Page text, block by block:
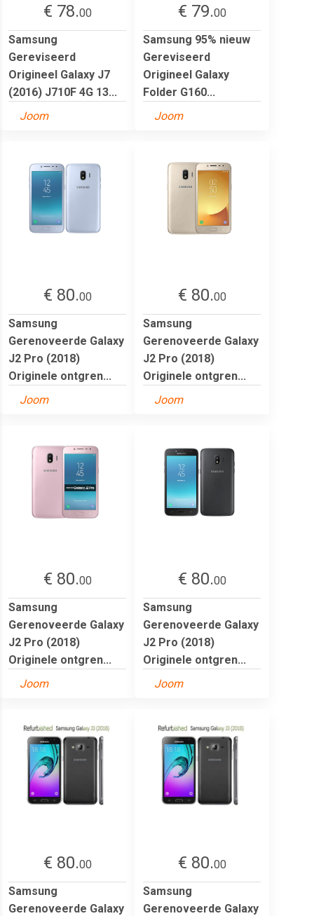
€ 78.00
Samsung
Gereviseerd
Origineel Galaxy J7
(2016) J710F 4G 13...
Joom
€ 79.00
Samsung 95% nieuw
Gereviseerd
Origineel Galaxy
Folder G160...
Joom
€ 80.00
Samsung
Gerenoveerde Galaxy
J2 Pro (2018)
Originele ontgren...
Joom
€ 80.00
Samsung
Gerenoveerde Galaxy
J2 Pro (2018)
Originele ontgren...
Joom
€ 80.00
Samsung
Gerenoveerde Galaxy
J2 Pro (2018)
Originele ontgren...
Joom
€ 80.00
Samsung
Gerenoveerde Galaxy
J2 Pro (2018)
Originele ontgren...
Joom
€ 80.00
Samsung
Gerenoveerde Galaxy
€ 80.00
Samsung
Gerenoveerde Galaxy